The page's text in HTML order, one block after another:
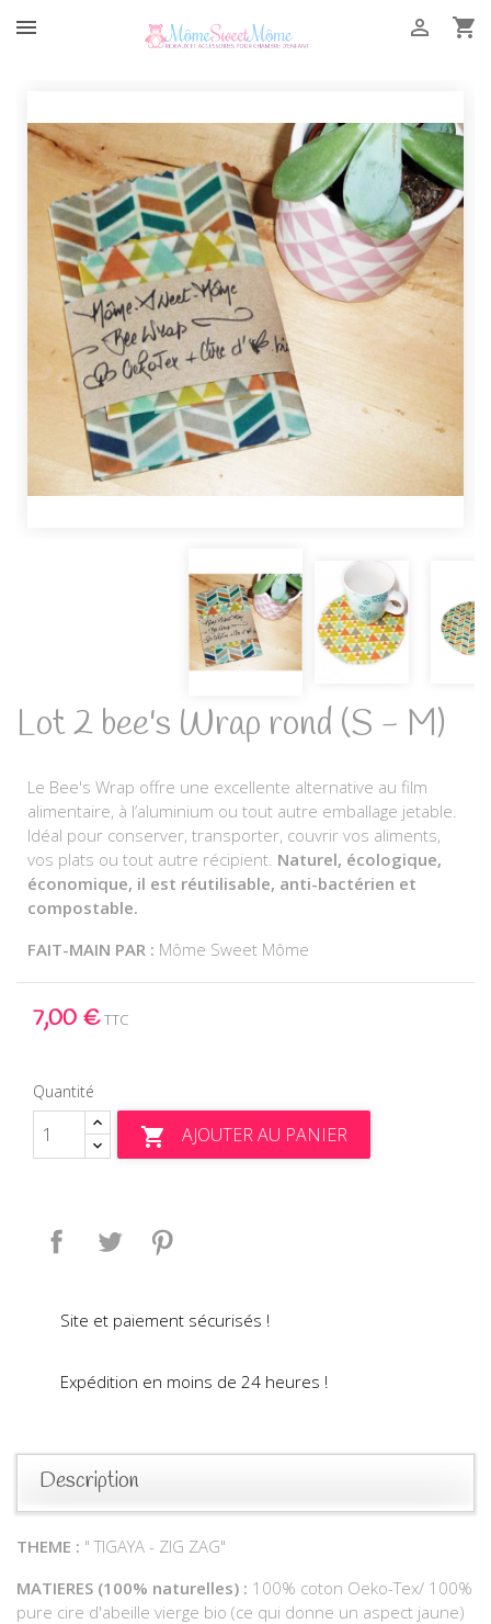
 

Lot 2 bee's Wrap rond (S - M)
Le Bee's Wrap offre une excellente alternative au film
alimentaire, à l’aluminium ou tout autre emballage jetable.
Idéal pour conserver, transporter, couvrir vos aliments,
vos plats ou tout autre récipient. Naturel, écologique,
économique, il est réutilisable, anti-bactérien et
compostable.
FAIT-MAIN PAR : Môme Sweet Môme
7,00 €TTC
Quantité
 AJOUTER AU PANIER
Partager Tweet
Site et paiement sécurisés !
Expédition en moins de 24 heures !
Description
THEME : " TIGAYA - ZIG ZAG"
MATIERES (100% naturelles) : 100% coton Oeko-Tex/ 100%
pure cire d'abeille vierge bio (ce qui donne un aspect jaune)